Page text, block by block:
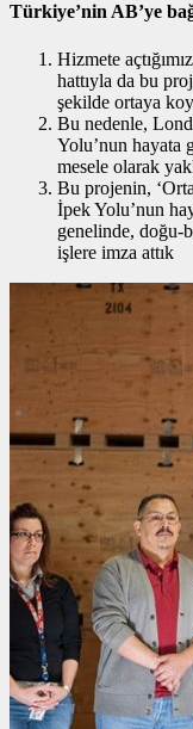
Türkiye’nin AB’ye
Hizmete
hattıyla da bu
şekilde ortaya
Bu nedenle,
Yolu’nun hayata
mesele olarak
Bu projenin,
İpek Yolu’nun
genelinde, doğu-
işlere imza attık